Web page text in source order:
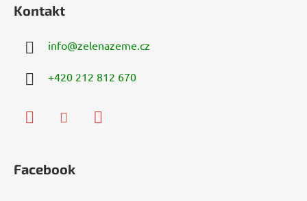
Kontakt
info@zelenazeme.cz
+420 212 812 670
Facebook